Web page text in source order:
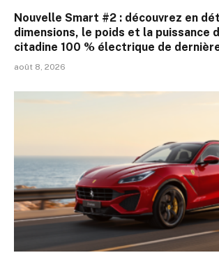
Nouvelle Smart #2 : découvrez en
dimensions, le poids et la puissance
citadine 100 % électrique de
août 8, 2026